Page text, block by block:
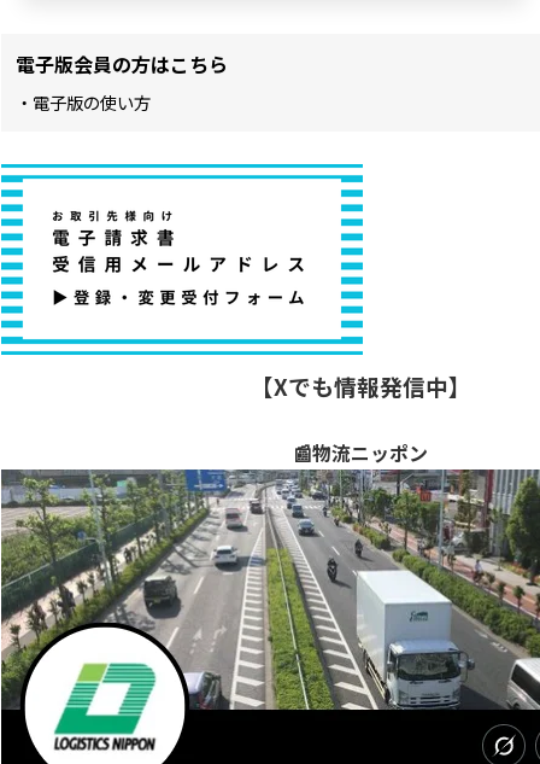
電子版会員の方はこちら
・電子版の使い方
【Xでも情報発信中】
📰物流ニッポン